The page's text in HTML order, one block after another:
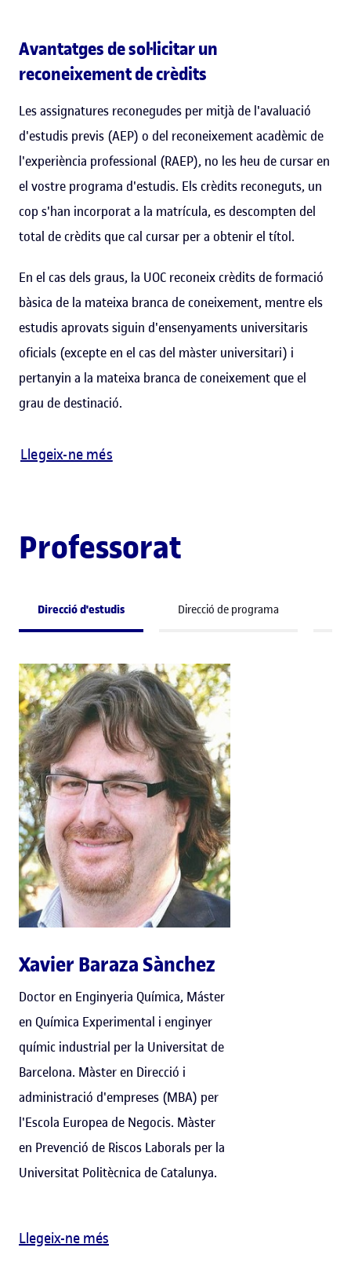
Avantatges de sol·licitar un
reconeixement de crèdits
Les assignatures reconegudes per mitjà de l'avaluació
d'estudis previs (AEP) o del reconeixement acadèmic de
l'experiència professional (RAEP), no les heu de cursar en
el vostre programa d'estudis. Els crèdits reconeguts, un
cop s'han incorporat a la matrícula, es descompten del
total de crèdits que cal cursar per a obtenir el títol.
En el cas dels graus, la UOC reconeix crèdits de formació
bàsica de la mateixa branca de coneixement, mentre els
estudis aprovats siguin d'ensenyaments universitaris
oficials (excepte en el cas del màster universitari) i
pertanyin a la mateixa branca de coneixement que el
grau de destinació.
Llegeix-ne més
Professorat
Direcció d'estudis Direcció de programa
Xavier Baraza Sànchez
Doctor en Enginyeria Química, Máster
en Química Experimental i enginyer
químic industrial per la Universitat de
Barcelona. Màster en Direcció i
administració d'empreses (MBA) per
l'Escola Europea de Negocis. Màster
en Prevenció de Riscos Laborals per la
Universitat Politècnica de Catalunya.
Llegeix-ne més